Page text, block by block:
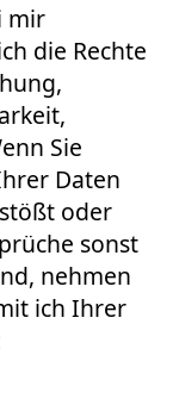
mir
die Rechte
Sie
Daten
oder
sonst
nehmen
ich Ihrer